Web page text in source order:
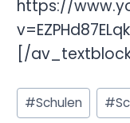
https://
v=EZPHd87ELqk
[/
Schlagworte:
#Schulen #